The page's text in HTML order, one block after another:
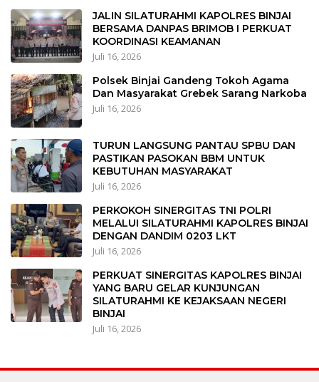
JALIN SILATURAHMI KAPOLRES BINJAI
BERSAMA DANPAS BRIMOB I PERKUAT
KOORDINASI KEAMANAN
Juli 16, 2026
Polsek Binjai Gandeng Tokoh Agama
Dan Masyarakat Grebek Sarang Narkoba
Juli 16, 2026
TURUN LANGSUNG PANTAU SPBU DAN
PASTIKAN PASOKAN BBM UNTUK
KEBUTUHAN MASYARAKAT
Juli 16, 2026
PERKOKOH SINERGITAS TNI POLRI
MELALUI SILATURAHMI KAPOLRES BINJAI
DENGAN DANDIM 0203 LKT
Juli 16, 2026
PERKUAT SINERGITAS KAPOLRES BINJAI
YANG BARU GELAR KUNJUNGAN
SILATURAHMI KE KEJAKSAAN NEGERI
BINJAI
Juli 16, 2026